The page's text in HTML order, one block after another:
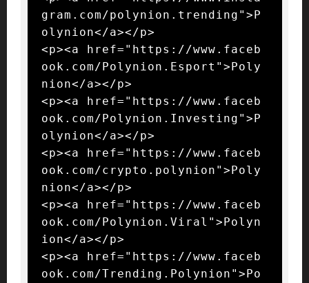
gram.com/polynion.trending">P
olynion</a></p>
<p><a href="https://www.faceb
ook.com/Polynion.Esport">Poly
nion</a></p>
<p><a href="https://www.faceb
ook.com/Polynion.Investing">P
olynion</a></p>
<p><a href="https://www.faceb
ook.com/crypto.polynion">Poly
nion</a></p>
<p><a href="https://www.faceb
ook.com/Polynion.Viral">Polyn
ion</a></p>
<p><a href="https://www.faceb
ook.com/Trending.Polynion">Po